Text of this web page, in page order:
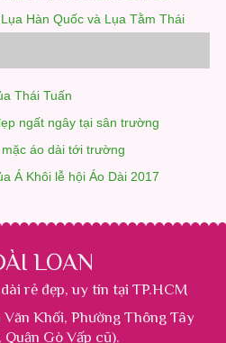
Hàn Quốc và Lụa Tằm Thái
Thái Tuấn
ngất ngây tại sân trường
áo dài tới trường
Á Khôi lễ hội Áo Dài 2017
LOAN
rẻ đẹp, uy tín tại TP.HCM
Khối, Phường Thông Tây
Gò Vấp cũ).